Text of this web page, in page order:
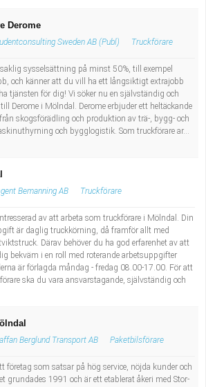
Derome
Sweden AB (Publ) Truckförare
sysselsättning på minst 50%, till exempel
och känner att du vill ha ett långsiktigt extrajobb
tjänsten för dig! Vi söker nu en självständig och
Derome i Mölndal. Derome erbjuder ett heltäckande
skogsförädling och produktion av trä-, bygg- och
och bygglogistik. Som truckförare ar...
Bemanning AB Truckförare
av att arbeta som truckförare i Mölndal. Din
är daglig truckkörning, då framför allt med
Därav behöver du ha god erfarenhet av att
bekväm i en roll med roterande arbetsuppgifter
är förlagda måndag - fredag 08.00-17.00. För att
ska du vara ansvarstagande, självständig och
Berglund Transport AB Paketbilsförare
företag som satsar på hög service, nöjda kunder och
grundades 1991 och är ett etablerat åkeri med Stor-